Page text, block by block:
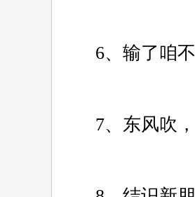
6、输了咱不
7、东风吹，